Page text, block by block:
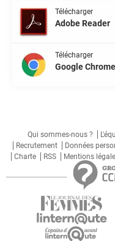
Télécharger
Adobe Reader
Télécharger
Google Chrome
Qui sommes-nous ?
Recrutement
Données
Charte
RSS Mentions